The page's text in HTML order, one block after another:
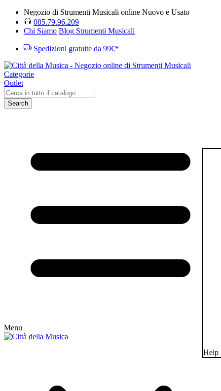
Negozio di Strumenti Musicali online Nuovo e Usato
085.79.96.209
Chi Siamo Blog Strumenti Musicali
Spedizioni gratuite da 99€*
Categorie
Outlet
Search
Menu
Help